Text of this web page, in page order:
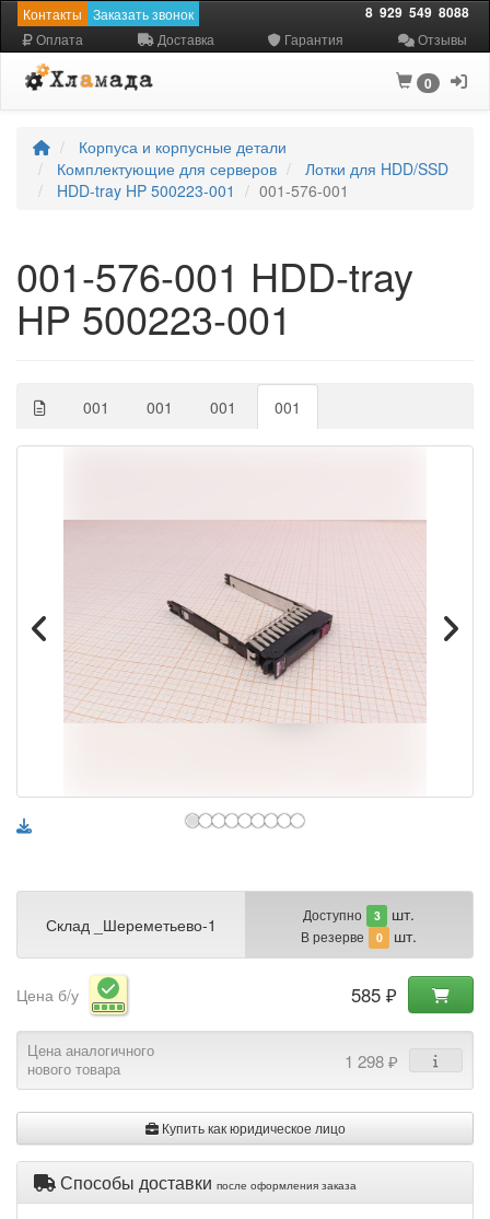
Контакты Заказать звонок 8 929 549 8088
Оплата Доставка Гарантия Отзывы
0
Корпуса и корпусные детали
Комплектующие для серверов
Лотки для HDD/SSD
HDD-tray HP 500223-001
001-576-001
001-576-001 HDD-tray
HP 500223-001
001 001 001 001
Склад _Шереметьево-1 Доступно 3 шт.
В резерве 0 шт.
Цена б/у 585 ₽
Цена аналогичного
нового товара
1 298 ₽
Купить как юридическое лицо
Способы доставки после оформления заказа